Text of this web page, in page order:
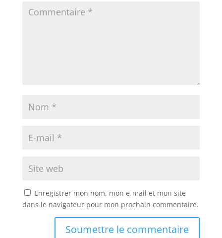
Enregistrer mon nom, mon e-mail et mon site
dans le navigateur pour mon prochain commentaire.
Soumettre le commentaire